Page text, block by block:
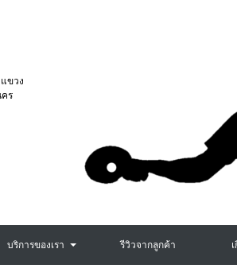
ขวง
ร
บริการของเรา รีวิวจากลูกค้า